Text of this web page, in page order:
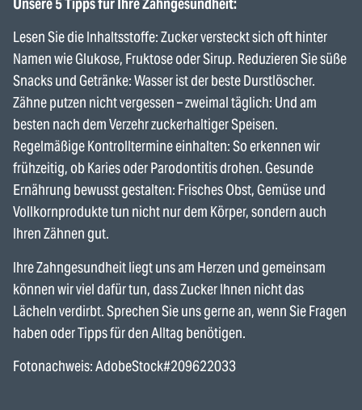
Lesen Sie die Inhaltsstoffe: Zucker versteckt sich oft hinter
Namen wie Glukose, Fruktose oder Sirup. Reduzieren Sie süße
Snacks und Getränke: Wasser ist der beste Durstlöscher.
Zähne putzen nicht vergessen – zweimal täglich: Und am
besten nach dem Verzehr zuckerhaltiger Speisen.
Regelmäßige Kontrolltermine einhalten: So erkennen wir
frühzeitig, ob Karies oder Parodontitis drohen. Gesunde
Ernährung bewusst gestalten: Frisches Obst, Gemüse und
Vollkornprodukte tun nicht nur dem Körper, sondern auch
Ihren Zähnen gut.
Ihre Zahngesundheit liegt uns am Herzen und gemeinsam
können wir viel dafür tun, dass Zucker Ihnen nicht das
Lächeln verdirbt. Sprechen Sie uns gerne an, wenn Sie Fragen
haben oder Tipps für den Alltag benötigen.
Fotonachweis: AdobeStock#209622033